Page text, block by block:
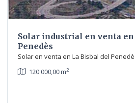
Solar industrial en venta
Penedès
Solar en venta en La Bisbal del
120 000,00 m2